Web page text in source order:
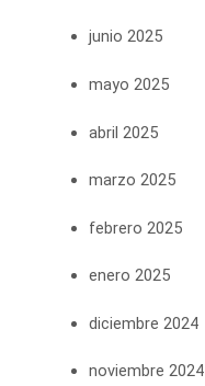
junio 2025
mayo 2025
abril 2025
marzo 2025
febrero 2025
enero 2025
diciembre 2024
noviembre 2024